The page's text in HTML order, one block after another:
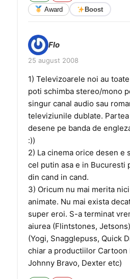
Award Boost
Flo
25 august 2008
1) Televizoarele noi au
poti schimba stereo/mono
singur canal audio sau
televiziunile dublate.
desene pe banda de
:))
2) La cinema orice desen e
cel putin asa e in Bucuresti
din cand in cand.
3) Oricum nu mai merita
animate. Nu mai exista
super eroi. S-a terminat
aiurea (Flintstones,
(Yogi, Snagglepuss, Quick
chiar a productiilor Cartoon
Johnny Bravo, Dexter etc)